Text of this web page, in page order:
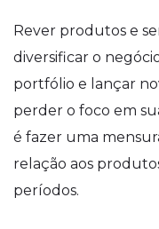
Rever produtos e
diversificar o
portfólio e lançar
perder o foco em
é fazer uma
relação aos
períodos.